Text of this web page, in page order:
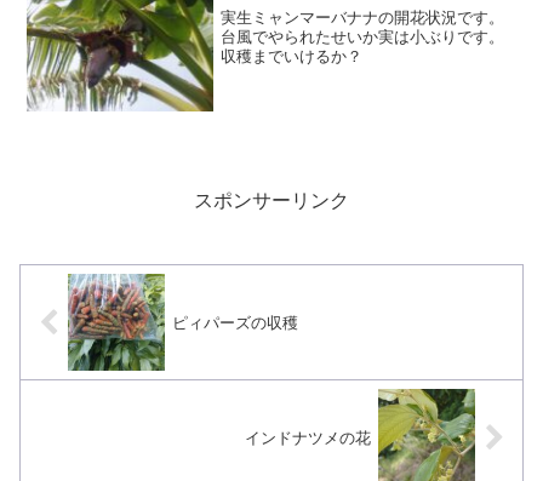
実生ミャンマーバナナの開花状況です。
台風でやられたせいか実は小ぶりです。
収穫までいけるか？
スポンサーリンク
ピィパーズの収穫
インドナツメの花